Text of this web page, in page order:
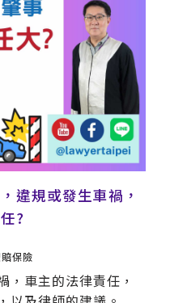
違規或發生車禍，
?
保險
，車主的法律責任，